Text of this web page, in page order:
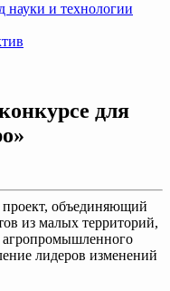
науки и технологии
для
объединяющий
из малых территорий,
лидеров изменений